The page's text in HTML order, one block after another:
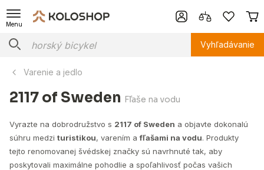
Menu
Vyhľadávanie
Varenie a jedlo
2117 of Sweden Fľaše na vodu
Vyrazte na dobrodružstvo s 2117 of Sweden a objavte dokonalú
súhru medzi turistikou, varením afľašami na vodu. Produkty
tejto renomovanej švédskej značky sú navrhnuté tak, aby
poskytovali maximálne pohodlie a spoľahlivosť počas vašich